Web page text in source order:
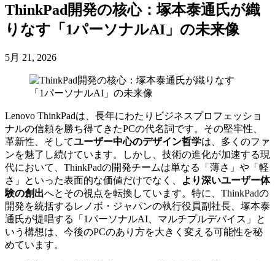
ThinkPad開発の核心：塚本泰通氏が織
りなす「1パーソナルAI」の未来像
5月 21, 2026
Lenovo ThinkPadは、長年にわたりビジネスプロフェッショ
ナルの信頼を勝ち得てきたPCの代名詞です。その堅牢性、
革新性、そしてユーザー中心のデザイン哲学は、多くのファ
ンを魅了し続けています。しかし、技術の進化が加速する現
代において、ThinkPadの開発チームは単なる「薄さ」や「軽
さ」といった表面的な価値だけでなく、
より深いユーザー体
験の創出へとその視点を転換しています。特に、ThinkPadの
開発を統括するレノボ・ジャパンの執行役員副社長、塚本泰
通氏が提唱する「1パーソナルAI、マルチプルデバイス」と
いう構想は、今後のPCのあり方を大きく変える可能性を秘
めています。